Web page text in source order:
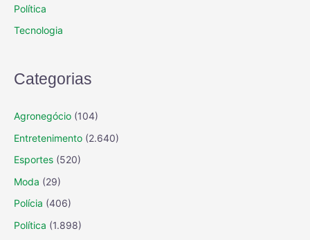
Política
Tecnologia
Categorias
Agronegócio (104)
Entretenimento (2.640)
Esportes (520)
Moda (29)
Polícia (406)
Política (1.898)